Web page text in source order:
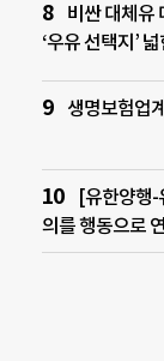
비싼 대체유
‘우유 선택지’
생명보험업
[유한양행-
의를 행동으로